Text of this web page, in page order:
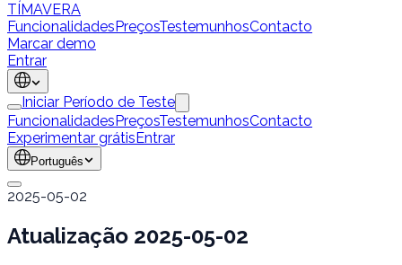
TÍMAVERA
FuncionalidadesPreçosTestemunhosContacto
Marcar demo
Entrar
Iniciar Período de Teste
FuncionalidadesPreçosTestemunhosContacto
Experimentar grátisEntrar
Português
2025-05-02
Atualização 2025-05-02